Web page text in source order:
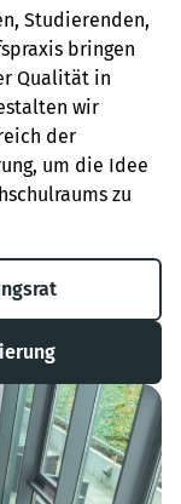
Studierenden,
bringen
Qualität in
wir
der
um die Idee
zu